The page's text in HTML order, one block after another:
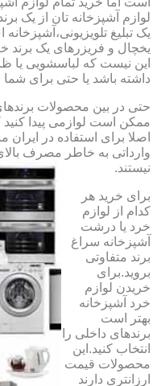
لوازم آشپزخانه تان از یک
یک تبلیغ
یخچال و فریزرهای یک برند
این نیست که لباسشویی یا
داشته باشد یا حتی برای
حتی در بین محصولات
ممکن است لوازمی پیدا کنید
اصلا برای استفاده در
وارداتی به خاطر مصرف
نیستند.
برای خرید هر
کدام از لوازم
خرد یا درشت
آشپزخانه سراغ
برند متفاوتی
بروید.برای
خریدن لوازم
خرد آشپزخانه
بهتر است
برندهای داخلی را
انتخاب کنید.این
محصولات قیمت
ارزانتری دارند